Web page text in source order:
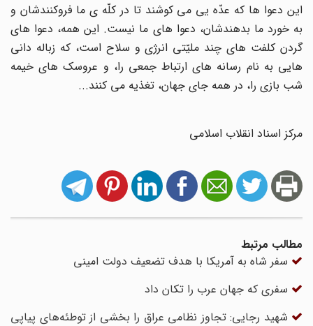
این دعوا ها که عدّه یی می کوشند تا در کلّه ی ما فروکنندشان و
به خورد ما بدهندشان، دعوا های ما نیست. این همه، دعوا های
گردن کلفت های چند ملیّتی انرژی و سلاح است، که زباله دانی
هایی به نام رسانه های ارتباط جمعی را، و عروسک های خیمه
شب بازی را، در همه جای جهان، تغذیه می کنند...
مرکز اسناد انقلاب اسلامی
مطالب مرتبط
سفر شاه به آمریکا با هدف تضعیف دولت امینی
سفری که جهان عرب را تکان داد
شهید رجایی: تجاوز نظامی عراق را بخشی از توطئه‌های پیاپی